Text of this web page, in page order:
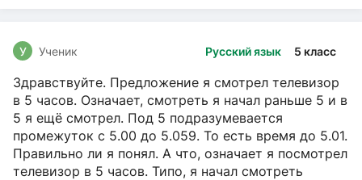
Русский язык 5 класс
У Ученик
Здравствуйте. Предложение я смотрел телевизор
в 5 часов. Означает, смотреть я начал раньше 5 и в
5 я ещё смотрел. Под 5 подразумевается
промежуток с 5.00 до 5.059. То есть время до 5.01.
Правильно ли я понял. А что, означает я посмотрел
телевизор в 5 часов. Типо, я начал смотреть